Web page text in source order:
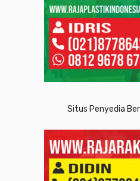
Situs Penyedia